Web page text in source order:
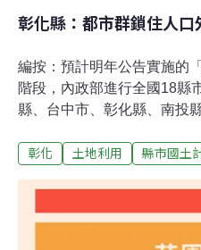
彰化縣：都市群鎖住人
編按：預計明年公告實施的
階段，內政部進行全國18縣
縣、台中市、彰化縣、南投
線採訪，除大會報導外，還
縣地勢低平、多農地，近幾
區，大批農地轉為工廠，衍
彰化 土地利用 縣市國土